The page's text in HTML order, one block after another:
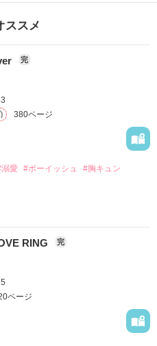
て……
ススメ
完
380ページ
愛 #ボーイッシュ
#胸キュン
RING 完
ページ